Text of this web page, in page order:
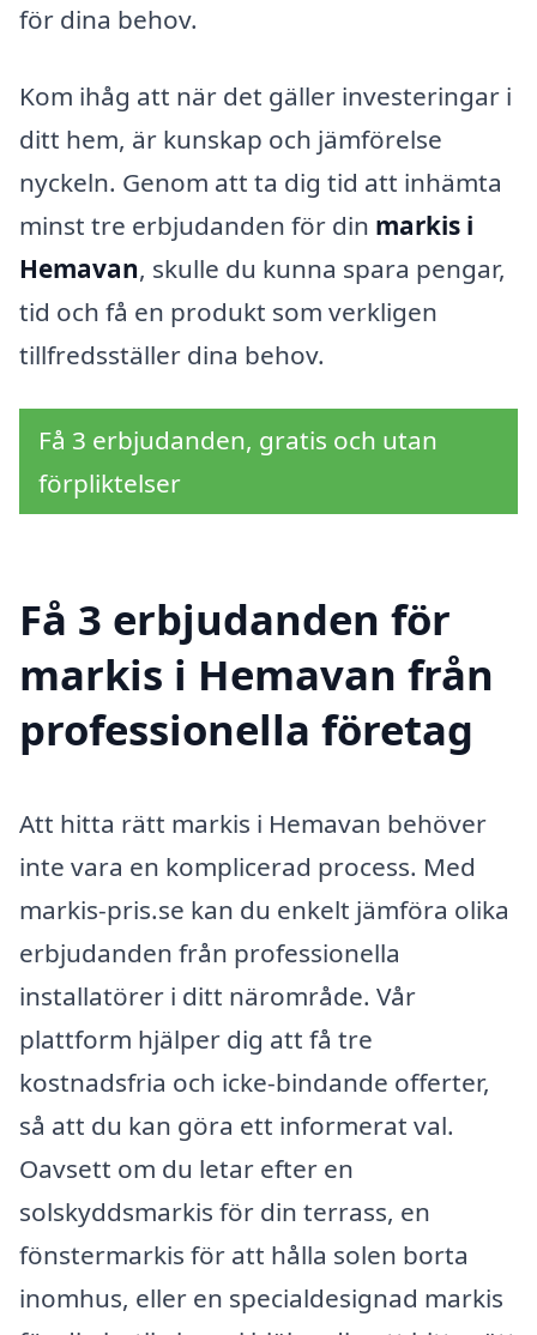
för dina behov.
Kom ihåg att när det gäller investeringar i
ditt hem, är kunskap och jämförelse
nyckeln. Genom att ta dig tid att inhämta
minst tre erbjudanden för din markis i
Hemavan, skulle du kunna spara pengar,
tid och få en produkt som verkligen
tillfredsställer dina behov.
Få 3 erbjudanden, gratis och utan
förpliktelser
Få 3 erbjudanden för
markis i Hemavan från
professionella företag
Att hitta rätt markis i Hemavan behöver
inte vara en komplicerad process. Med
markis-pris.se kan du enkelt jämföra olika
erbjudanden från professionella
installatörer i ditt närområde. Vår
plattform hjälper dig att få tre
kostnadsfria och icke-bindande offerter,
så att du kan göra ett informerat val.
Oavsett om du letar efter en
solskyddsmarkis för din terrass, en
fönstermarkis för att hålla solen borta
inomhus, eller en specialdesignad markis